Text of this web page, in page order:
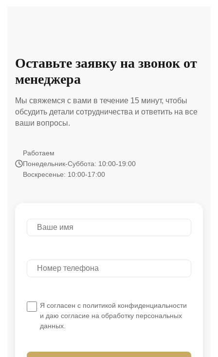
Оставьте заявку на звонок от
менеджера
Мы свяжемся с вами в течение 15 минут, чтобы
обсудить детали сотрудничества и ответить на все
ваши вопросы.
Работаем
Понедельник-Суббота: 10:00-19:00
Воскресенье: 10:00-17:00
Я согласен с политикой конфиденциальности
и даю согласие на обработку персональных
данных.